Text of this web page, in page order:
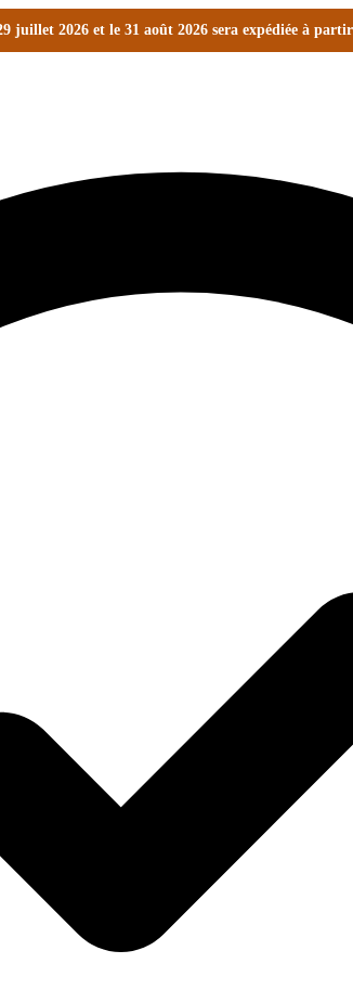
juillet 2026 et le 31 août 2026 sera expédiée à